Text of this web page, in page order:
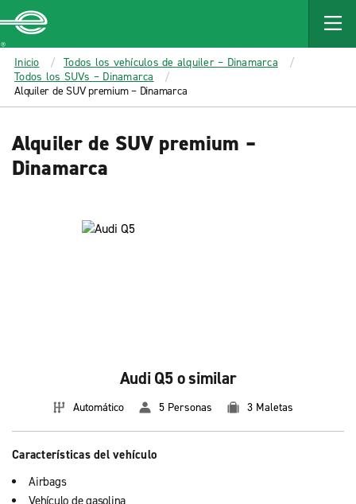
MAIN
CONTENT
Enterprise
Inicio
Todos los vehículos de alquiler – Dinamarca
Todos los SUVs – Dinamarca
Alquiler de SUV premium – Dinamarca
Alquiler de SUV premium –
Dinamarca
Audi Q5 o similar
Automático 5 Personas 3 Maletas
Características del vehículo
Airbags
Vehículo de gasolina